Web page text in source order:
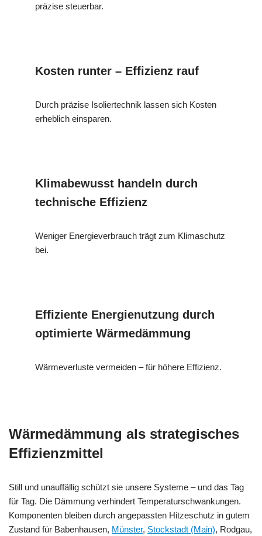
präzise steuerbar.
Kosten runter – Effizienz rauf
Durch präzise Isoliertechnik lassen sich Kosten
erheblich einsparen.
Klimabewusst handeln durch
technische Effizienz
Weniger Energieverbrauch trägt zum Klimaschutz
bei.
Effiziente Energienutzung durch
optimierte Wärmedämmung
Wärmeverluste vermeiden – für höhere Effizienz.
Wärmedämmung als strategisches
Effizienzmittel
Still und unauffällig schützt sie unsere Systeme – und das Tag
für Tag. Die Dämmung verhindert Temperaturschwankungen.
Komponenten bleiben durch angepassten Hitzeschutz in gutem
Zustand für Babenhausen, Münster, Stockstadt (Main), Rodgau,